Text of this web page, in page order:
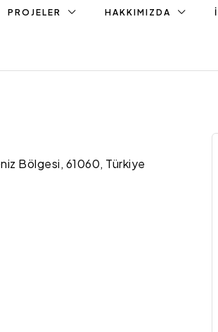
PROJELER HAKKIMIZDA
Bölgesi, 61060, Türkiye